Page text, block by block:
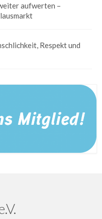
aufwerten –
Respekt und